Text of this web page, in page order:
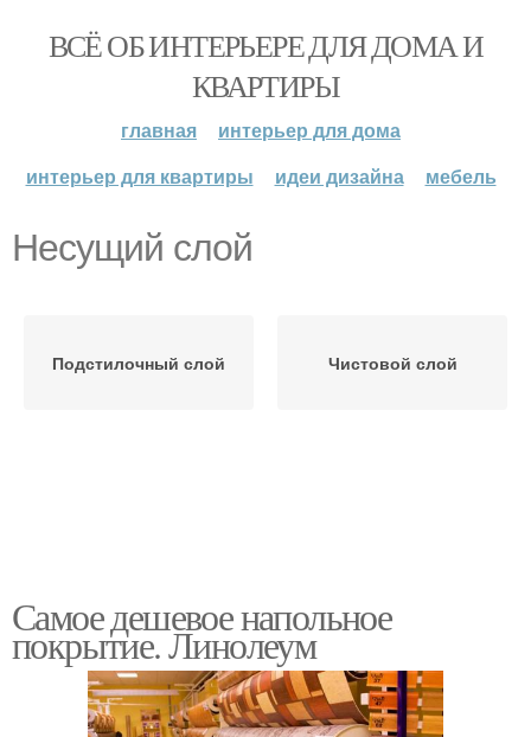
ВСЁ ОБ ИНТЕРЬЕРЕ ДЛЯ ДОМА И
КВАРТИРЫ
главная
интерьер для дома
интерьер для квартиры
идеи дизайна мебель
Несущий слой
Подстилочный слой Чистовой слой
Самое дешевое напольное
покрытие. Линолеум